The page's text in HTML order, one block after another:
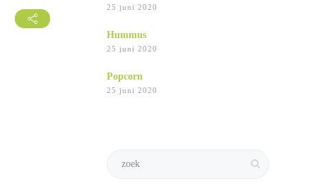
25 juni 2020
Hummus
25 juni 2020
Popcorn
25 juni 2020